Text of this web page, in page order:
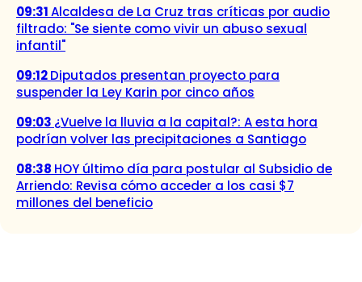
09:31Alcaldesa de La Cruz tras críticas por audio
filtrado: "Se siente como vivir un abuso sexual
infantil"
09:12Diputados presentan proyecto para
suspender la Ley Karin por cinco años
09:03 ¿Vuelve la lluvia a la capital?: A esta hora
podrían volver las precipitaciones a Santiago
08:38 HOY último día para postular al Subsidio de
Arriendo: Revisa cómo acceder a los casi $7
millones del beneficio